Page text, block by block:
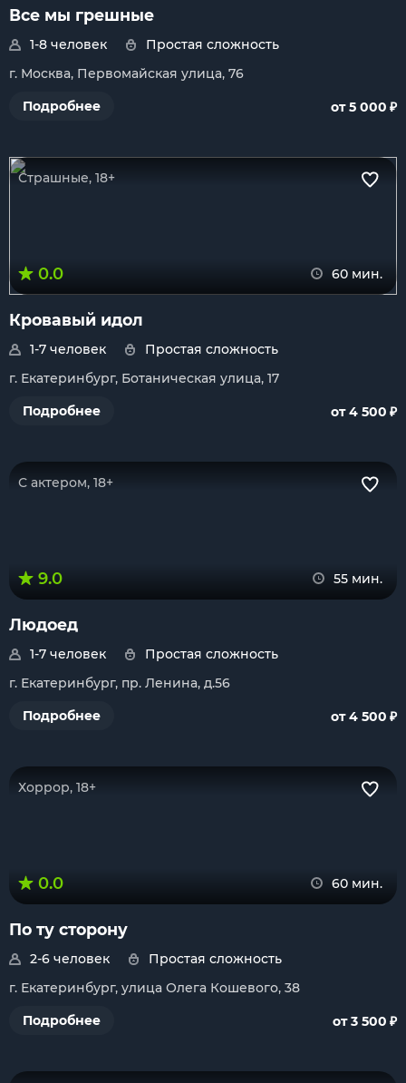
Все мы грешные
1-8 человек
Простая сложность
г. Москва, Первомайская улица, 76
Подробнее
от 5 000 ₽
Страшные, 18+
0.0 60 мин.
Кровавый идол
1-7 человек
Простая сложность
г. Екатеринбург, Ботаническая улица, 17
Подробнее
от 4 500 ₽
С актером, 18+
9.0 55 мин.
Людоед
1-7 человек
Простая сложность
г. Екатеринбург, пр. Ленина, д.56
Подробнее
от 4 500 ₽
Хоррор, 18+
0.0 60 мин.
По ту сторону
2-6 человек
Простая сложность
г. Екатеринбург, улица Олега Кошевого, 38
Подробнее
от 3 500 ₽